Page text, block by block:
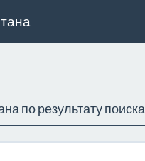
по результату поиска